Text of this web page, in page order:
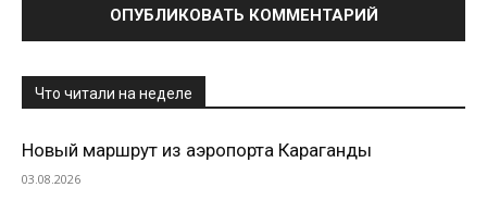
Что читали на неделе
Новый маршрут из аэропорта Караганды
03.08.2026